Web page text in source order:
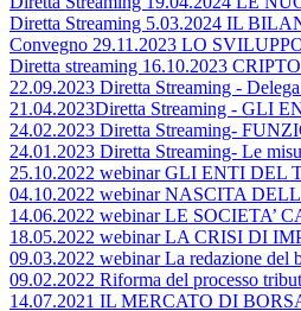
Diretta Streaming 5.03.2024 IL
Convegno 29.11.2023 LO
Diretta streaming 16.10.2023
22.09.2023 Diretta Streaming -
21.04.2023Diretta Streaming - GLI
24.02.2023 Diretta Streaming-
24.01.2023 Diretta Streaming- Le
25.10.2022 webinar GLI ENTI
04.10.2022 webinar NASCITA
14.06.2022 webinar LE
18.05.2022 webinar LA CRISI DI
09.03.2022 webinar La redazione del
09.02.2022 Riforma del processo
14.07.2021 IL MERCATO DI